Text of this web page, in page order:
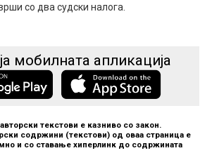
со два судски налога.
мобилната апликација
текстови е казниво со закон.
содржини (текстови) од оваа страница е
и со ставање хиперлинк до содржината